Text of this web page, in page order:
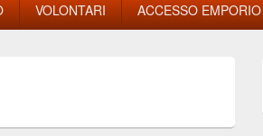
VOLONTARI ACCESSO EMPORIO